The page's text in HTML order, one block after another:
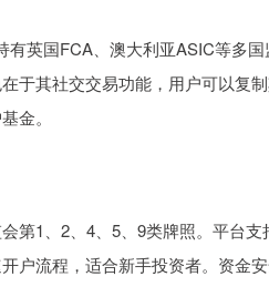
英国FCA、澳大利亚ASIC等多
于其社交交易功能，用户可以复
金。
第1、2、4、5、9类牌照。平台
户流程，适合新手投资者。资金